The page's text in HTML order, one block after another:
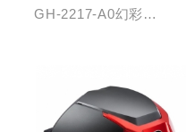
藍/燻黑
GH-2217-A0幻彩